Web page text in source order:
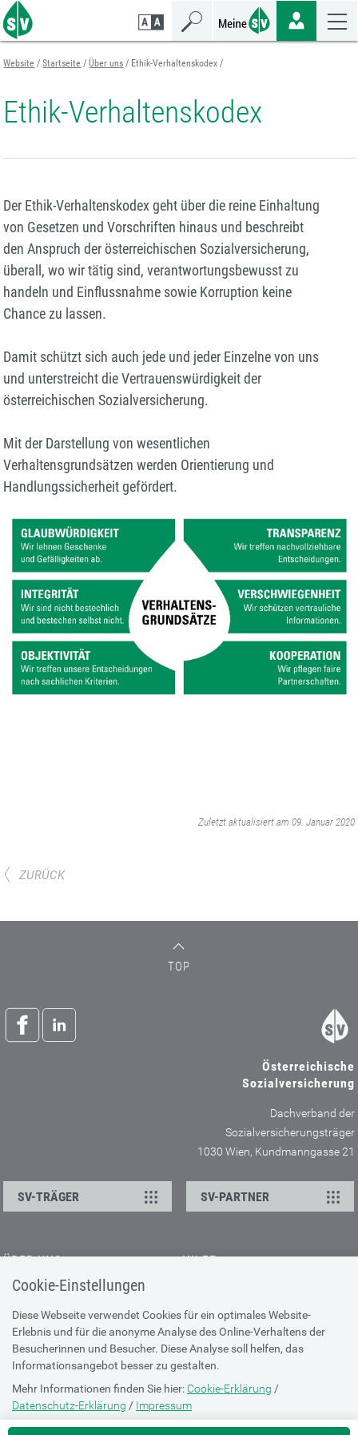
Cookie-Einstellungen
Diese Webseite verwendet Cookies für ein optimales Website-
Erlebnis und für die anonyme Analyse des Online-Verhaltens der
Besucherinnen und Besucher. Diese Analyse soll helfen, das
Informationsangebot besser zu gestalten.
Mehr Informationen finden Sie hier: Cookie-Erklärung /
Datenschutz-Erklärung / Impressum
Die Einstellung können Sie jederzeit auf der Seite "Cookie-Erklärung"
Zum
Seiteninhalt
springen
Zur
Navigation
springen
Zur
Mobilen
Navigation
springen
Website Startseite Über uns Ethik-Verhaltenskodex
Ethik-Verhaltenskodex
Der Ethik-Verhaltenskodex geht über die reine Einhaltung
von Gesetzen und Vorschriften hinaus und beschreibt
den Anspruch der österreichischen Sozialversicherung,
überall, wo wir tätig sind, verantwortungsbewusst zu
handeln und Einflussnahme sowie Korruption keine
Chance zu lassen.
Damit schützt sich auch jede und jeder Einzelne von uns
und unterstreicht die Vertrauenswürdigkeit der
österreichischen Sozialversicherung.
Mit der Darstellung von wesentlichen
Verhaltensgrundsätzen werden Orientierung und
Handlungssicherheit gefördert.
Zuletzt aktualisiert am 09. Januar 2020
ZURÜCK
TOP
Österreichische
Sozialversicherung
Dachverband der
Sozialversicherungsträger
1030 Wien, Kundmanngasse 21
SV-TRÄGER SV-PARTNER
ÜBER UNS
Kontakt
Offene Stellen
Presse
HILFE
Browser-Info & Sicherheit
Hilfe zur Suche
Technische Unterstützung
DATENSCHUTZ
Cookie-Erklärung